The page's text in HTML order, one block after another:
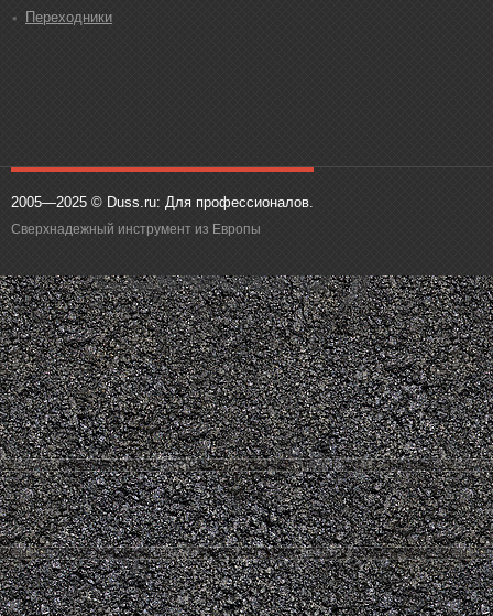
Переходники
2005—2025 © Duss.ru: Для профессионалов.
Сверхнадежный инструмент из Европы